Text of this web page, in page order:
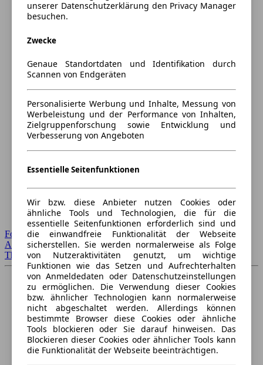
Forum Startseite
Alle Auto-Foren
Themen-Forum
unserer Datenschutzerklärung den Privacy Manager
besuchen.
Zwecke
Genaue Standortdaten und Identifikation durch
Scannen von Endgeräten
Personalisierte Werbung und Inhalte, Messung von
Werbeleistung und der Performance von Inhalten,
Zielgruppenforschung sowie Entwicklung und
Verbesserung von Angeboten
Essentielle Seitenfunktionen
Wir bzw. diese Anbieter nutzen Cookies oder
ähnliche Tools und Technologien, die für die
essentielle Seitenfunktionen erforderlich sind und
die einwandfreie Funktionalität der Webseite
sicherstellen. Sie werden normalerweise als Folge
von Nutzeraktivitäten genutzt, um wichtige
Funktionen wie das Setzen und Aufrechterhalten
von Anmeldedaten oder Datenschutzeinstellungen
zu ermöglichen. Die Verwendung dieser Cookies
bzw. ähnlicher Technologien kann normalerweise
nicht abgeschaltet werden. Allerdings können
bestimmte Browser diese Cookies oder ähnliche
Tools blockieren oder Sie darauf hinweisen. Das
Blockieren dieser Cookies oder ähnlicher Tools kann
die Funktionalität der Webseite beeinträchtigen.